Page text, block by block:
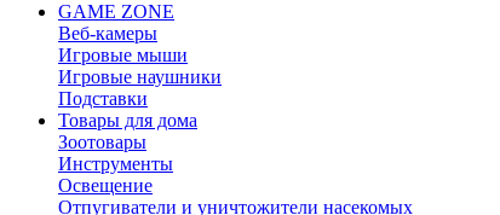
GAME ZONE
Веб-камеры
Игровые мыши
Игровые наушники
Подставки
Товары для дома
Зоотовары
Инструменты
Освещение
Отпугиватели и уничтожители насекомых